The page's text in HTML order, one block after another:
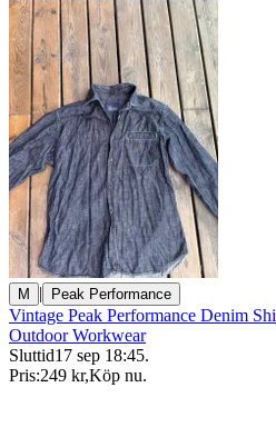
M | Peak Performance
Vintage Peak Performance Denim
Outdoor Workwear
Sluttid17 sep 18:45.
Pris:249 kr,Köp nu.